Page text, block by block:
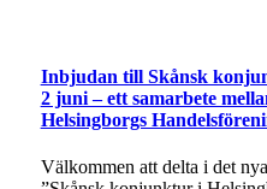
Inbjudan till Skånsk
2 juni – ett samarbete
Helsingborgs
Välkommen att delta i det